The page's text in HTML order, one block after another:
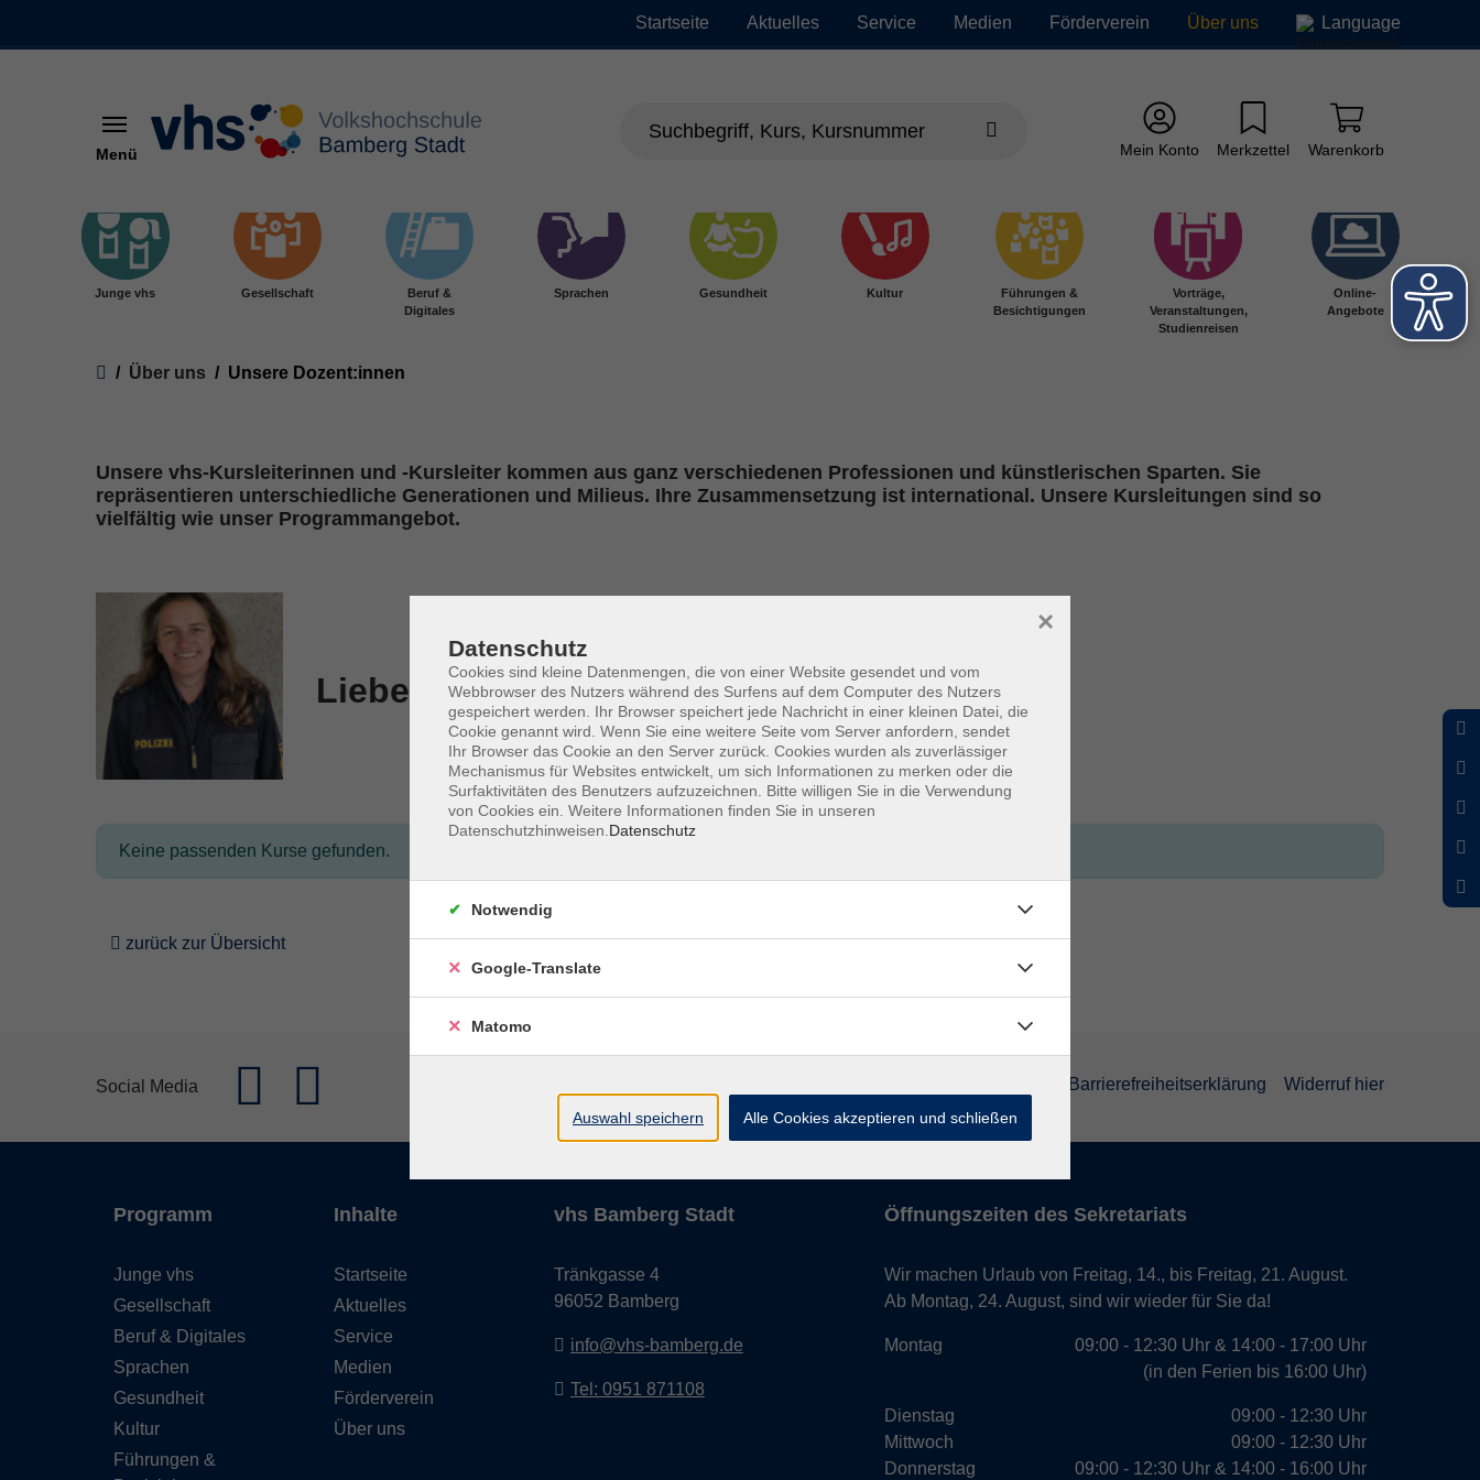
Startseite Aktuelles Service Medien Förderverein Über uns Language
Menü Mein Konto Merkzettel Warenkorb
Junge vhs Gesellschaft
Beruf &
Digitales
Sprachen Gesundheit Kultur
Führungen &
Besichtigungen
Vorträge,
Veranstaltungen,
Studienreisen
Online-
Angebote
You are here:
Über uns Unsere Dozent:innen
Unsere vhs-Kursleiterinnen und -Kursleiter kommen aus ganz verschiedenen Professionen und künstlerischen Sparten. Sie
repräsentieren unterschiedliche Generationen und Milieus. Ihre Zusammensetzung ist international. Unsere Kursleitungen sind so
vielfältig wie unser Programmangebot.
Lieberth, Kathrin
Keine passenden Kurse gefunden.
zurück zur Übersicht
Social Media Barrierefreiheitserklärung Widerruf hier
Programm
Junge vhs
Gesellschaft
Beruf & Digitales
Sprachen
Gesundheit
Kultur
Führungen &
Inhalte
Startseite
Aktuelles
Service
Medien
Förderverein
Über uns
vhs Bamberg Stadt
Tränkgasse 4
96052 Bamberg
info@vhs-bamberg.de
Tel: 0951 871108
Öffnungszeiten des Sekretariats
Wir machen Urlaub von Freitag, 14., bis Freitag, 21. August.
Ab Montag, 24. August, sind wir wieder für Sie da!
Montag
Dienstag
Mittwoch
Donnerstag
09:00 - 12:30 Uhr & 14:00 - 17:00 Uhr
(in den Ferien bis 16:00 Uhr)
09:00 - 12:30 Uhr
09:00 - 12:30 Uhr
09:00 - 12:30 Uhr & 14:00 - 16:00 Uhr
Datenschutz
Cookies sind kleine Datenmengen, die von einer Website gesendet und vom
Webbrowser des Nutzers während des Surfens auf dem Computer des Nutzers
gespeichert werden. Ihr Browser speichert jede Nachricht in einer kleinen Datei, die
Cookie genannt wird. Wenn Sie eine weitere Seite vom Server anfordern, sendet
Ihr Browser das Cookie an den Server zurück. Cookies wurden als zuverlässiger
Mechanismus für Websites entwickelt, um sich Informationen zu merken oder die
Surfaktivitäten des Benutzers aufzuzeichnen. Bitte willigen Sie in die Verwendung
von Cookies ein. Weitere Informationen finden Sie in unseren
Datenschutzhinweisen. Datenschutz
×
Notwendig
Google-Translate
Matomo
Auswahl speichern Alle Cookies akzeptieren und schließen